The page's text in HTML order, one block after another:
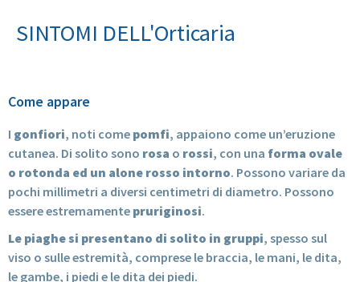
SINTOMI DELL'Orticaria
Come appare
I gonfiori, noti come pomfi, appaiono come un’eruzione
cutanea. Di solito sono rosa o rossi, con una forma ovale
o rotonda ed un alone rosso intorno. Possono variare da
pochi millimetri a diversi centimetri di diametro. Possono
essere estremamente pruriginosi.
Le piaghe si presentano di solito in gruppi, spesso sul
viso o sulle estremità, comprese le braccia, le mani, le dita,
le gambe, i piedi e le dita dei piedi.